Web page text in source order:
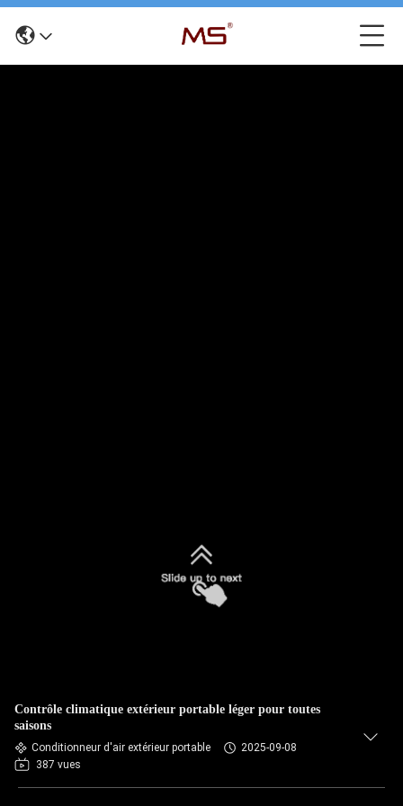
Contrôle climatique extérieur portable léger pour toutes
saisons
Conditionneur d'air extérieur portable
2025-09-08
387 vues